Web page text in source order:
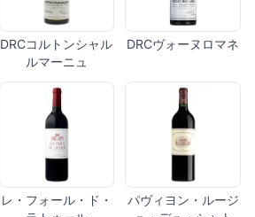
DRCコルトンシャル
ルマーニュ
DRCヴォーヌロマネ
レ・フォール・ド・
パヴィヨン・ルージ